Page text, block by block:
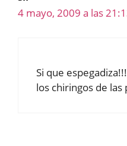
4 mayo, 2009 a las
Si que
los chiringos de las